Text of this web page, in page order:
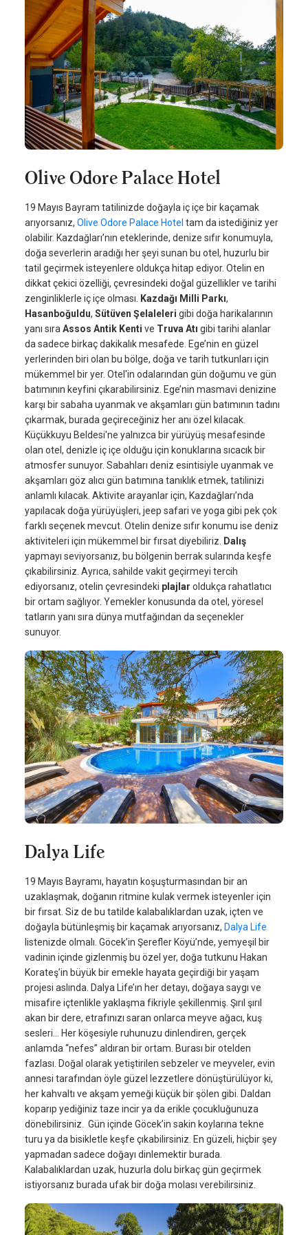
Olive Odore Palace Hotel
19 Mayıs Bayram tatilinizde doğayla iç içe bir kaçamak
arıyorsanız, Olive Odore Palace Hotel tam da istediğiniz yer
olabilir. Kazdağları’nın eteklerinde, denize sıfır konumuyla,
doğa severlerin aradığı her şeyi sunan bu otel, huzurlu bir
tatil geçirmek isteyenlere oldukça hitap ediyor. Otelin en
dikkat çekici özelliği, çevresindeki doğal güzellikler ve tarihi
zenginliklerle iç içe olması.
Kazdağı Milli Parkı,
Hasanboğuldu, Sütüven Şelaleleri gibi doğa harikalarının
yanı sıra Assos Antik Kenti ve Truva Atı gibi tarihi alanlar
da sadece birkaç dakikalık mesafede. Ege’nin en güzel
yerlerinden biri olan bu bölge, doğa ve tarih tutkunları için
mükemmel bir yer. Otel'in odalarından gün doğumu ve gün
batımının keyfini çıkarabilirsiniz. Ege’nin masmavi denizine
karşı bir sabaha uyanmak ve akşamları gün batımının tadını
çıkarmak, burada geçireceğiniz her anı özel kılacak.
Küçükkuyu Beldesi'ne yalnızca bir yürüyüş mesafesinde
olan otel, denizle iç içe olduğu için konuklarına sıcacık bir
atmosfer sunuyor. Sabahları deniz esintisiyle uyanmak ve
akşamları göz alıcı gün batımına tanıklık etmek, tatilinizi
anlamlı kılacak. Aktivite arayanlar için, Kazdağları’nda
yapılacak doğa yürüyüşleri, jeep safari ve yoga gibi pek çok
farklı seçenek mevcut. Otelin denize sıfır konumu ise deniz
aktiviteleri için mükemmel bir fırsat diyebiliriz.
Dalış
yapmayı seviyorsanız, bu bölgenin berrak sularında keşfe
çıkabilirsiniz. Ayrıca, sahilde vakit geçirmeyi tercih
ediyorsanız, otelin çevresindeki plajlar oldukça rahatlatıcı
bir ortam sağlıyor. Yemekler konusunda da otel, yöresel
tatların yanı sıra dünya mutfağından da seçenekler
sunuyor.
Dalya Life
19 Mayıs Bayramı, hayatın koşuşturmasından bir an
uzaklaşmak, doğanın ritmine kulak vermek isteyenler için
bir fırsat. Siz de bu tatilde kalabalıklardan uzak, içten ve
doğayla bütünleşmiş bir kaçamak arıyorsanız, Dalya Life
listenizde olmalı. Göcek’in Şerefler Köyü’nde, yemyeşil bir
vadinin içinde gizlenmiş bu özel yer, doğa tutkunu Hakan
Korateş’in büyük bir emekle hayata geçirdiği bir yaşam
projesi aslında. Dalya Life’ın her detayı, doğaya saygı ve
misafire içtenlikle yaklaşma fikriyle şekillenmiş. Şırıl şırıl
akan bir dere, etrafınızı saran onlarca meyve ağacı, kuş
sesleri… Her köşesiyle ruhunuzu dinlendiren, gerçek
anlamda “nefes” aldıran bir ortam. Burası bir otelden
fazlası. Doğal olarak yetiştirilen sebzeler ve meyveler, evin
annesi tarafından öyle güzel lezzetlere dönüştürülüyor ki,
her kahvaltı ve akşam yemeği küçük bir şölen gibi. Daldan
koparıp yediğiniz taze incir ya da erikle çocukluğunuza
dönebilirsiniz. Gün içinde Göcek’in sakin koylarına tekne
turu ya da bisikletle keşfe çıkabilirsiniz. En güzeli, hiçbir şey
yapmadan sadece doğayı dinlemektir burada.
Kalabalıklardan uzak, huzurla dolu birkaç gün geçirmek
istiyorsanız burada ufak bir doğa molası verebilirsiniz.